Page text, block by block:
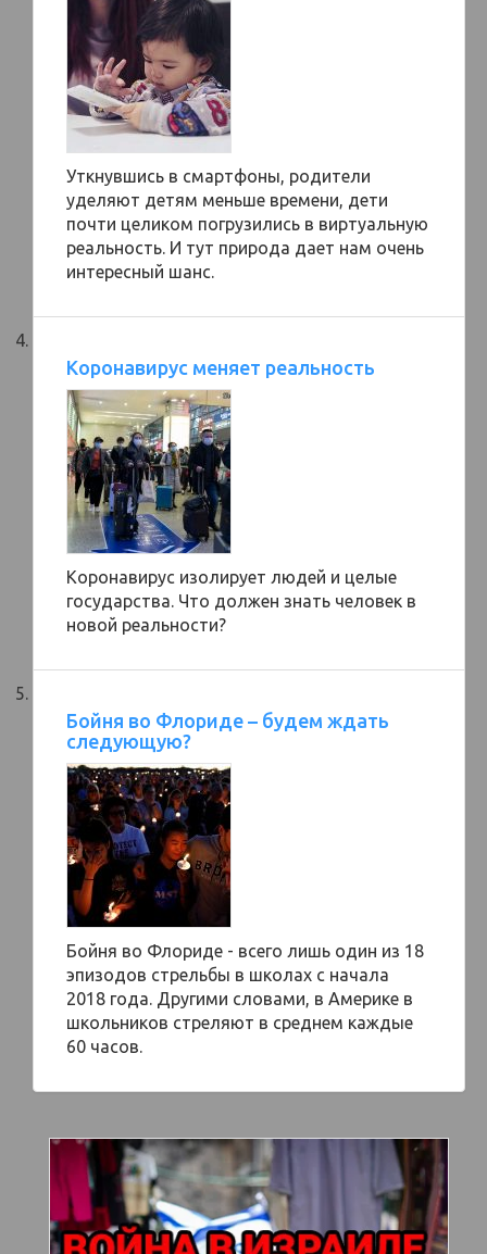
Уткнувшись в смартфоны, родители
уделяют детям меньше времени, дети
почти целиком погрузились в виртуальную
реальность. И тут природа дает нам очень
интересный шанс.
Коронавирус меняет реальность
Коронавирус изолирует людей и целые
государства. Что должен знать человек в
новой реальности?
Бойня во Флориде – будем ждать
следующую?
Бойня во Флориде - всего лишь один из 18
эпизодов стрельбы в школах с начала
2018 года. Другими словами, в Америке в
школьников стреляют в среднем каждые
60 часов.